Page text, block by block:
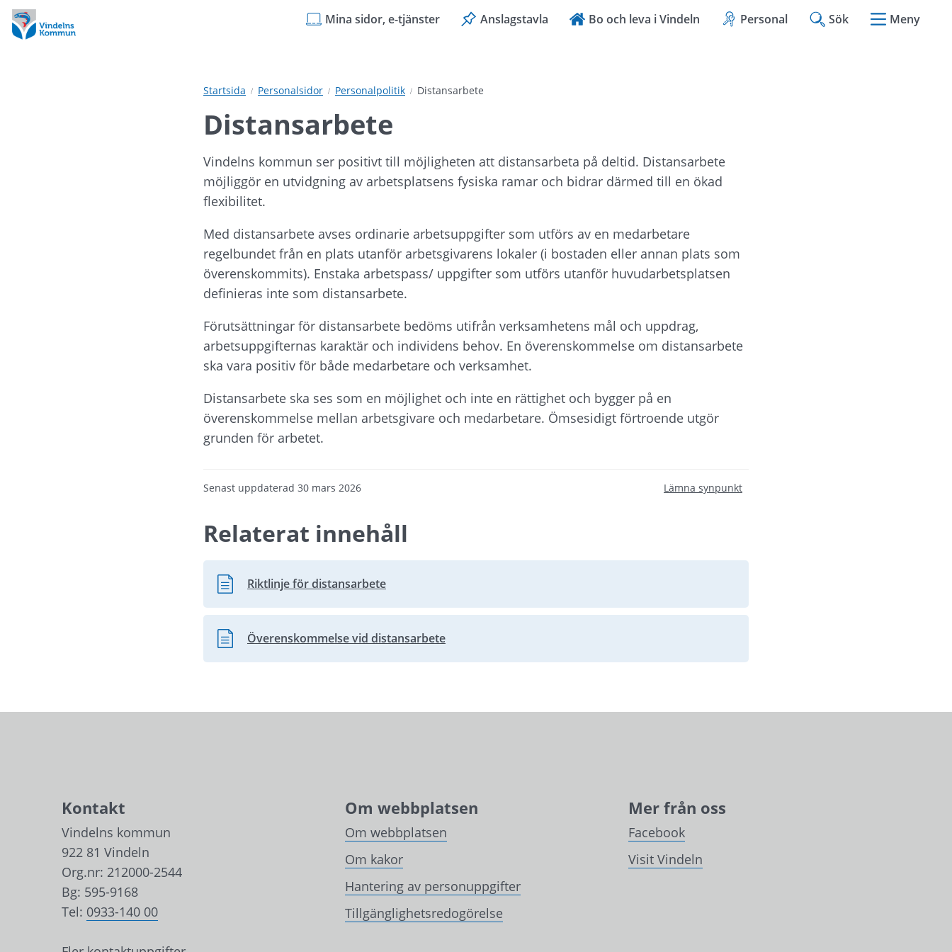
Hoppa
till
innehåll
Hoppa
till
undermeny
Mina sidor, e-tjänster Anslagstavla Bo och leva i Vindeln Personal Sök Meny
Startsida Personalsidor Personalpolitik Distansarbete
Distansarbete
Vindelns kommun ser positivt till möjligheten att distansarbeta på deltid. Distansarbete
möjliggör en utvidgning av arbetsplatsens fysiska ramar och bidrar därmed till en ökad
flexibilitet.
Med distansarbete avses ordinarie arbetsuppgifter som utförs av en medarbetare
regelbundet från en plats utanför arbetsgivarens lokaler (i bostaden eller annan plats som
överenskommits). Enstaka arbetspass/ uppgifter som utförs utanför huvudarbetsplatsen
definieras inte som distansarbete.
Förutsättningar för distansarbete bedöms utifrån verksamhetens mål och uppdrag,
arbetsuppgifternas karaktär och individens behov. En överenskommelse om distansarbete
ska vara positiv för både medarbetare och verksamhet.
Distansarbete ska ses som en möjlighet och inte en rättighet och bygger på en
överenskommelse mellan arbetsgivare och medarbetare. Ömsesidigt förtroende utgör
grunden för arbetet.
Senast uppdaterad 30 mars 2026 Lämna synpunkt
Relaterat innehåll
Riktlinje för distansarbete
Pdf, 399.2 kB.
Överenskommelse vid distansarbete
Word, 157.6 kB.
Kontakt
Vindelns kommun
922 81 Vindeln
Org.nr: 212000-2544
Bg: 595-9168
Tel: 0933-140 00
Om webbplatsen
Om webbplatsen
Om kakor
Hantering av personuppgifter
Tillgänglighetsredogörelse
Mer från oss
Facebook
Visit Vindeln